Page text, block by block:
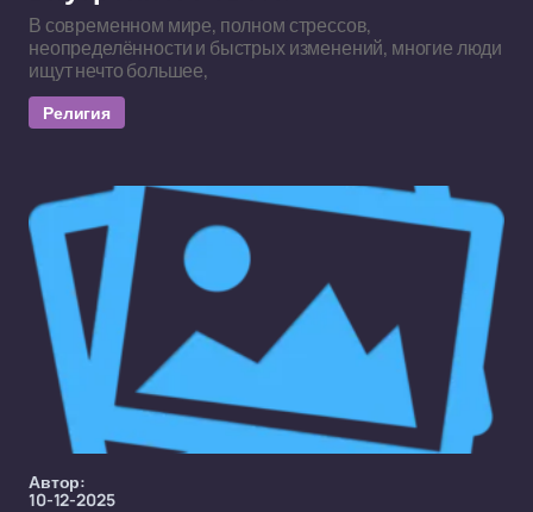
В современном мире, полном стрессов,
неопределённости и быстрых изменений, многие люди
ищут нечто большее,
Религия
Автор:
10-12-2025